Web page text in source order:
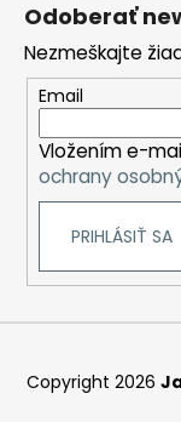
Odoberať
Nezmeškajte
Email
Vložením e-
ochrany
PRIHLÁSIŤ SA
Copyright 2026